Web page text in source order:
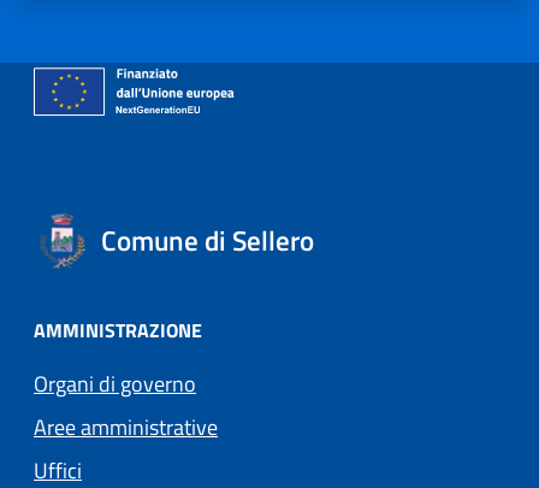
Comune di Sellero
AMMINISTRAZIONE
Organi di governo
Aree amministrative
Uffici